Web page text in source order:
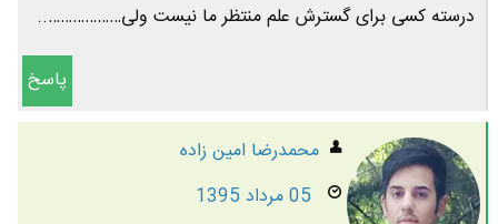
درسته کسی برای گسترش علم منتظر ما نیست ولی………………..
پاسخ
محمدرضا امين زاده
05 مرداد 1395